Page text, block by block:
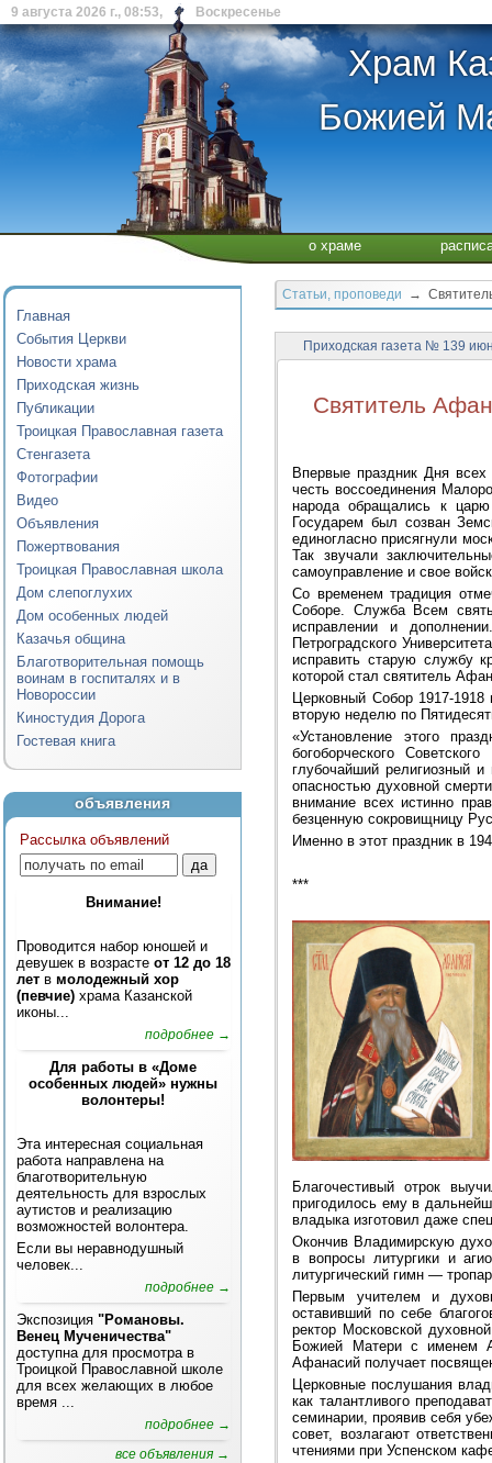
9 августа 2026 г., 08:53, Воскресенье
Храм
Божией
о храме
Главная
События Церкви
Новости храма
Приходская жизнь
Публикации
Троицкая Православная газета
Стенгазета
Фотографии
Видео
Объявления
Пожертвования
Троицкая Православная школа
Дом слепоглухих
Дом особенных людей
Казачья община
Благотворительная помощь
воинам в госпиталях и в
Новороссии
Киностудия Дорога
Гостевая книга
объявления
Рассылка объявлений
Внимание!
Проводится набор юношей и
девушек в возрасте от 12 до 18
лет в молодежный хор
(певчие) храма Казанской
иконы...
подробнее →
Для работы в «Доме
особенных людей» нужны
волонтеры!
Эта интересная социальная
работа направлена на
благотворительную
деятельность для взрослых
аутистов и реализацию
возможностей волонтера.
Если вы неравнодушный
человек...
подробнее →
Экспозиция "Романовы.
Венец Мученичества"
доступна для просмотра в
Троицкой Православной школе
для всех желающих в любое
время ...
подробнее →
все объявления →
Статьи, проповеди →
Приходская газета № 139
Святитель
Впервые праздник Дня
честь воссоединения
народа обращались к
Государем был созван
единогласно присягнули
Так звучали
самоуправление и свое
Со временем традиция
Соборе. Служба Всем
исправлении и
Петроградского
исправить старую службу
которой стал святитель
Церковный Собор 1917-1918
вторую неделю по
«Установление этого
богоборческого
глубочайший
опасностью духовной
внимание всех истинно
безценную сокровищницу
Именно в этот праздник в
***
Благочестивый отрок
пригодилось ему в
владыка изготовил даже
Окончив Владимирскую
в вопросы литургики и
литургический гимн —
Первым учителем и
оставивший по себе
ректор Московской
Божией Матери с именем
Афанасий получает
Церковные послушания
как талантливого
семинарии, проявив себя
совет, возлагают
чтениями при Успенском